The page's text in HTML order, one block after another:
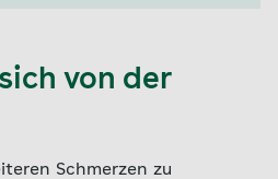
von der
Schmerzen zu